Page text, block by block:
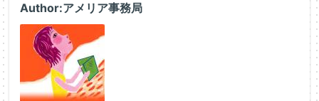
Author:アメリア事務局